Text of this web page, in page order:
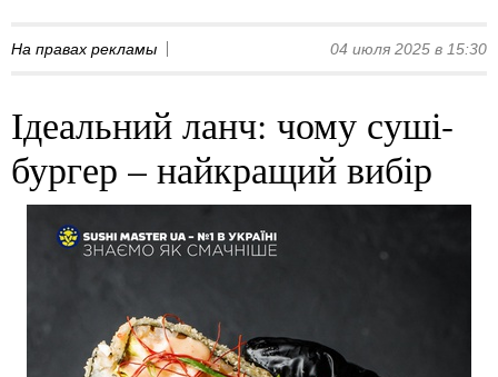
На правах рекламы 04 июля 2025 в 15:30
Ідеальний ланч: чому суші-
бургер – найкращий вибір